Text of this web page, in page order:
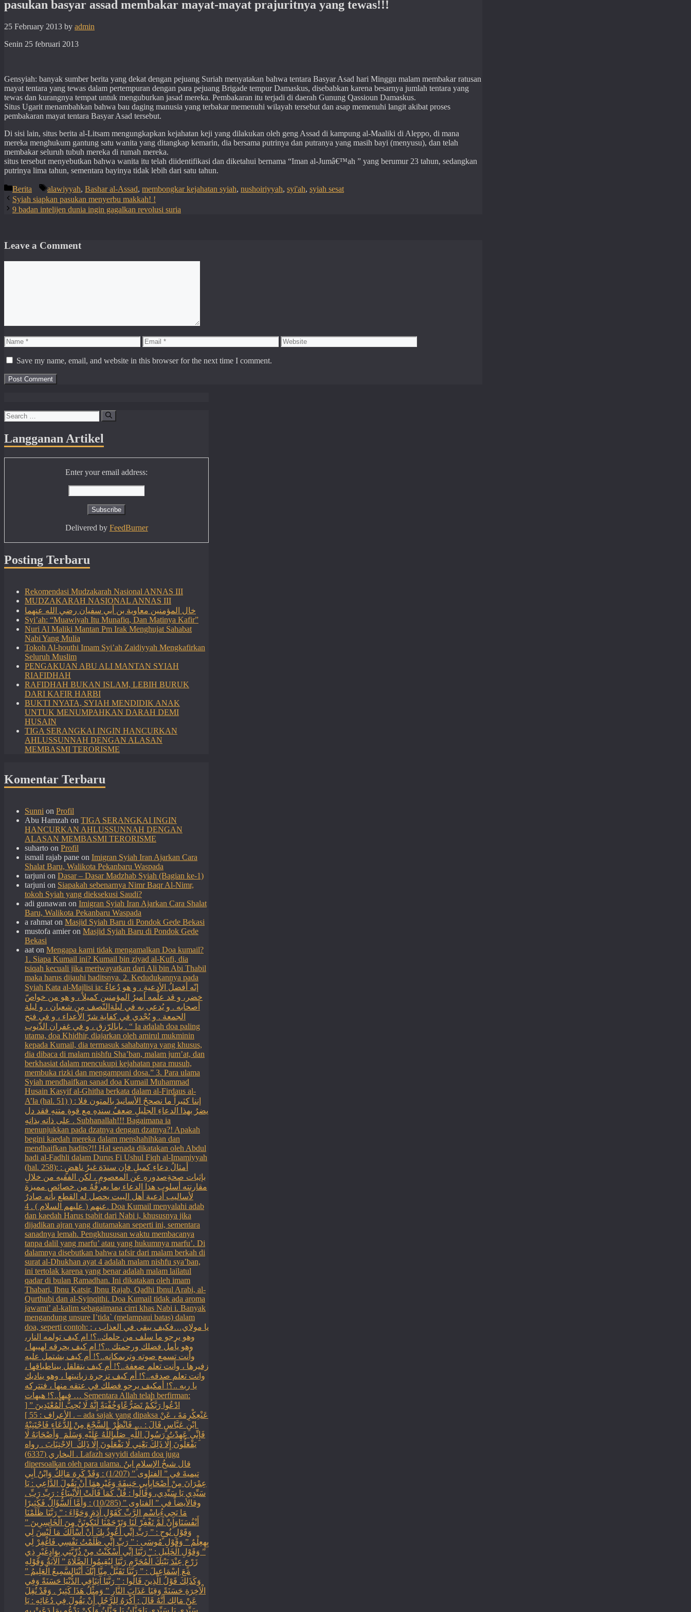
pasukan basyar assad membakar mayat-mayat prajuritnya yang tewas!!!
25 February 2013 by admin
Senin 25 februari 2013
Gensyiah: banyak sumber berita yang dekat dengan pejuang Suriah menyatakan bahwa tentara Basyar Asad hari Minggu malam membakar ratusan
mayat tentara yang tewas dalam pertempuran dengan para pejuang Brigade tempur Damaskus, disebabkan karena besarnya jumlah tentara yang
tewas dan kurangnya tempat untuk menguburkan jasad mereka. Pembakaran itu terjadi di daerah Gunung Qassioun Damaskus.
Situs Ugarit menambahkan bahwa bau daging manusia yang terbakar memenuhi wilayah tersebut dan asap memenuhi langit akibat proses
pembakaran mayat tentara Basyar Asad tersebut.
Di sisi lain, situs berita al-Litsam mengungkapkan kejahatan keji yang dilakukan oleh geng Assad di kampung al-Maaliki di Aleppo, di mana
mereka menghukum gantung satu wanita yang ditangkap kemarin, dia bersama putrinya dan putranya yang masih bayi (menyusu), dan telah
membakar seluruh tubuh mereka di rumah mereka.
situs tersebut menyebutkan bahwa wanita itu telah diidentifikasi dan diketahui bernama “Iman al-Jumâ€™ah ” yang berumur 23 tahun, sedangkan
putrinya lima tahun, sementara bayinya tidak lebih dari satu tahun.
Categories
Berita Tags
alawiyyah, Bashar al-Assad, membongkar kejahatan syiah, nushoiriyyah, syi'ah, syiah sesat
Syiah siapkan pasukan menyerbu makkah! !
9 badan intelijen dunia ingin gagalkan revolusi suria
Leave a Comment
Name Email Website
Save my name, email, and website in this browser for the next time I comment.
Search
for:
Langganan Artikel
Enter your email address:
Delivered by FeedBurner
Posting Terbaru
Rekomendasi Mudzakarah Nasional ANNAS III
MUDZAKARAH NASIONAL ANNAS III
خال المؤمنين معاوية بن أبي سفيان رضي الله عنهما
Syi’ah: “Muawiyah Itu Munafiq, Dan Matinya Kafir”
Nuri Al Maliki Mantan Pm Irak Menghujat Sahabat
Nabi Yang Mulia
Tokoh Al-houthi Imam Syi’ah Zaidiyyah Mengkafirkan
Seluruh Muslim
PENGAKUAN ABU ALI MANTAN SYIAH
RIAFIDHAH
RAFIDHAH BUKAN ISLAM, LEBIH BURUK
DARI KAFIR HARBI
BUKTI NYATA, SYIAH MENDIDIK ANAK
UNTUK MENUMPAHKAN DARAH DEMI
HUSAIN
TIGA SERANGKAI INGIN HANCURKAN
AHLUSSUNNAH DENGAN ALASAN
MEMBASMI TERORISME
Komentar Terbaru
Sunni on Profil
Abu Hamzah on TIGA SERANGKAI INGIN
HANCURKAN AHLUSSUNNAH DENGAN
ALASAN MEMBASMI TERORISME
suharto on Profil
ismail rajab pane on Imigran Syiah Iran Ajarkan Cara
Shalat Baru, Walikota Pekanbaru Waspada
tarjuni on Dasar – Dasar Madzhab Syiah (Bagian ke-1)
tarjuni on Siapakah sebenarnya Nimr Baqr Al-Nimr,
tokoh Syiah yang dieksekusi Saudi?
adi gunawan on Imigran Syiah Iran Ajarkan Cara Shalat
Baru, Walikota Pekanbaru Waspada
a rahmat on Masjid Syiah Baru di Pondok Gede Bekasi
mustofa amieron Masjid Syiah Baru di Pondok Gede
Bekasi
aat on Mengapa kami tidak mengamalkan Doa kumail?
1. Siapa Kumail ini? Kumail bin ziyad al-Kufi, dia
tsiqah kecuali jika meriwayatkan dari Ali bin Abi Thabil
maka harus dijauhi haditsnya. 2. Kedudukannya pada
Syiah Kata al-Majlisi ia: إنّه أفضلُ الأدعيةِ ، و هو دُعاءُ
خضر، و قد علّمه أميرُ المؤمنين كميلاً ، و هو من خواصّ
أصحابه . و يُدعى به في ليلةالنّصف مِن شعبان ، و ليلة
الجمعة . و يُجْدي في كفاية شرّ الأعداء ، و في فتح
بابالرّزق ، و في غفران الذّنوب . “ Ia adalah doa paling
utama, doa Khidhir, diajarkan oleh amirul mukminin
kepada Kumail, dia termasuk sahabatnya yang khusus,
dia dibaca di malam nishfu Sha’ban, malam jum’at, dan
berkhasiat dalam mencukupi kejahatan para musuh,
membuka rizki dan mengampuni dosa.” 3. Para ulama
Syiah mendhaifkan sanad doa Kumail Muhammad
Husain Kasyif al-Ghitha berkata dalam al-Firdaus al-
A’la (hal. 51) ) : إننا كثيراً ما نصححُ الأسانيدَ بالمتون فلا
يضرُ بهذا الدعاءِ الجليلِ ضعفُ سندهِ مع قوةِ متنهِ فقد دل
على ذاته بذاتهِ . Subhanallah!!! Bagaimana ia
menunjukkan pada dzatnya dengan dzatnya?! Apakah
begini kaedah mereka dalam menshahihkan dan
mendhaifkan hadits?!! Hal senada dikatakan oleh Abdul
hadi al-Fadhli dalam Durus Fi Ushul Fiqh al-Imamiyyah
(hal. 258): : أمثالُ دعاءِ كميلِ فإن سندَهَ غيرُ ناهضٍ
بإثبات صحةِصدورهِ عن المعصومِ ، لكن الفقيه من خلالِ
مقارنته أسلوب هذا الدعاء بما يعرفُهُ من خصائص مميزة
لأساليب أدعية أهل البيت يحصل له القطع بأنه صادرٌ
عنهم ( عليهم السلام ) . 4. Doa Kumail menyalahi adab
dan kaedah Harus tsabit dari Nabi i, khususnya jika
dijadikan ajran yang diutamakan seperti ini, sementara
sanadnya lemah. Pengkhususan waktu membacanya
tanpa dalil yang marfu’ atau yang hukumnya marfu’. Di
dalamnya disebutkan bahwa tafsir dari malam berkah di
surat al-Dhukhan ayat 4 adalah malam nishfu sya’ban,
ini tertolak karena yang benar adalah malam lailatul
qadar di bulan Ramadhan. Ini dikatakan oleh imam
Thabari, Ibnu Katsir, Ibnu Rajab, Qadhi Ibnul Arabi, al-
Qurthubi dan al-Syinqithi. Doa Kumail tidak ada aroma
jawami’ al-kalim sebagaimana cirri khas Nabi i. Banyak
mengandung unsure I’tida` (melampaui batas) dalam
doa, seperti contoh: : يا مولاي…فكيف يبقى في العذاب ،
وهو يرجو ما سلف من حلمك..؟! ام كيف تولمه النار،
وهو يأمل فضلك ورحمتك ..؟! ام كيف يحرقه لهيبها ،
وأنت تسمع صوته وترىمكانه..؟! أم كيف بشتمل عليه
زفيرها ، وأنت تعلم ضعفة..؟! أم كيف يتقلقل بيناطباقها ،
وانت تعلم صدقه..؟! أم كيف تزجرة زبانيتها ، وهو يناديك
يا ربه ..؟! أمكيف يرجو فضلك في عتقه منها ، فتتركه
فيها..؟! هيهات … Sementara Allah telah berfirman:
ادْعُوا رَبَّكُمْ تَضَرُّعًاوَخُفْيَةً إِنَّهُ لَا يُحِبُّ الْمُعْتَدِينَ ” [
الأعراف : 55 ] . – ada sajak yang dipaksa ‏عَنْ‏‏عِكْرِمَةَ ‏، ‏عَنْ
‏ ‏ابْنِ عَبَّاسٍ ‏‏قَالَ : … فَانْظُرْ ‏‏ السَّجْعَ ‏‏مِنْ الدُّعَاءِ فَاجْتَنِبْهُ
فَإِنِّي عَهِدْتُ رَسُولَ اللَّهِ ‏ ‏صَلَّىاللَّهُ عَلَيْهِ وَسَلَّمَ ‏ ‏وَأَصْحَابَهُ لَا
يَفْعَلُونَ إِلَّا ذَلِكَ ‏‏يَعْنِي لَا يَفْعَلُونَ إِلَّا ذَلِكَ ‏ ‏الِاجْتِنَابَ . رواه
البخاري (6337) . Lafazh sayyidi dalam doa juga
dipersoalkan oleh para ulama. قال شيخُ الإسلامِ ابنُ
تيميةَ في ” الفتاوى ” (1/207) : وَقَدْ كَرِهَ مَالِكٌ وَابْنُ أَبِي
عِمْرَانَ مِنْ أَصْحَابِأَبِي حَنِيفَةَ وَغَيْرِهِمَا أَنْ يَقُولَ الدَّاعِي : يَا
سَيِّدِي يَا سَيِّدِي، وَقَالُوا : قُلْ كَمَا قَالَتْ الْأَنْبِيَاءُ : رَبِّ رَبِّ .
وقالأيضاً في ” الفتاوى ” (10/285) : وَأَمَّا السُّؤَالُ فَكَثِيرًا
مَا يَجِيءُبِاسْمِ الرَّبِّ كَقَوْلِ آدَمَ وَحَوَّاءَ : ” رَبَّنَا ظَلَمْنَا
أَنْفُسَنَاوَإِنْ لَمْ تَغْفِرْ لَنَا وَتَرْحَمْنَا لَنَكُونَنَّ مِنَ الْخَاسِرِينَ ”
وَقَوْلِ نُوحٍ : ” رَبِّ إنِّي أَعُوذُ بِكَ أَنْ أَسْأَلَكَ مَا لَيْسَ لِي
بِهِعِلْمٌ ” وَقَوْلِ مُوسَى : ” رَبِّ إنِّي ظَلَمْتُ نَفْسِي فَاغْفِرْ لِي
” وَقَوْلِ الْخَلِيلِ : ” رَبَّنَا إنِّي أَسْكَنْتُ مِنْ ذُرِّيَّتِي بِوَادٍغَيْرِ ذِي
زَرْعٍ عِنْدَ بَيْتِكَ الْمُحَرَّمِ رَبَّنَا لِيُقِيمُوا الصَّلَاةَ ” الْآيَةُ وَقَوْلِهِ
مَعَ إسْمَاعِيلَ : ” رَبَّنَا تَقَبَّلْ مِنَّا إنَّكَ أَنْتَالسَّمِيعُ الْعَلِيمُ ”
وَكَذَلِكَ قَوْلُ الَّذِينَ قَالُوا : ” رَبَّنَا آتِنَافِي الدُّنْيَا حَسَنَةً وَفِي
الْآخِرَةِ حَسَنَةً وَقِنَا عَذَابَ النَّارِ ” وَمِثْلُ هَذَا كَثِيرٌ . وَقَدْ نُقِلَ
عَنْ مَالِك أَنَّهُ قَالَ : أَكْرَهُ لِلرَّجُلِ أَنْ يَقُولَ فِي دُعَائِهِ : يَا
سَيِّدِي يَا سَيِّدِي يَاحَنَّانُ يَا حَنَّانُ وَلَكِنْ يَدْعُو بِمَا دَعَتْ بِهِ